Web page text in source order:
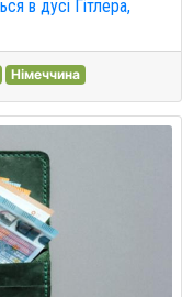
в дусі Гітлера,
Німеччина